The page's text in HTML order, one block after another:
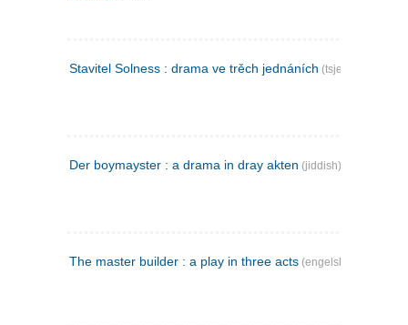
Stavitel Solness : drama ve trěch jednáních (tsjekkisk)
Der boymayster : a drama in dray akten (jiddish)
The master builder : a play in three acts (engelsk)